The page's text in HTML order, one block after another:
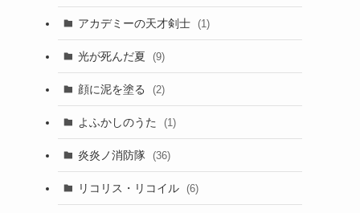
アカデミーの天才剣士 (1)
光が死んだ夏 (9)
顔に泥を塗る (2)
よふかしのうた (1)
炎炎ノ消防隊 (36)
リコリス・リコイル (6)